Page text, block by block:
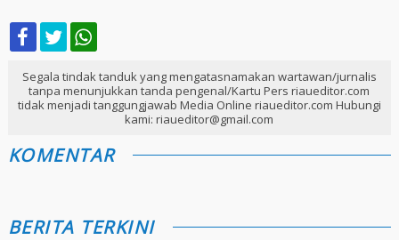
Segala tindak tanduk yang mengatasnamakan wartawan/jurnalis
tanpa menunjukkan tanda pengenal/Kartu Pers riaueditor.com
tidak menjadi tanggungjawab Media Online riaueditor.com Hubungi
kami: riaueditor@gmail.com
KOMENTAR
BERITA TERKINI